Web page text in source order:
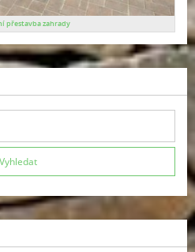
přestavba zahrady